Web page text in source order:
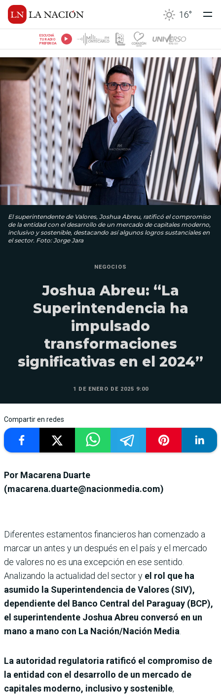
16°
ESCUCHÁ
TU RADIO
PREFERIDA
El superintendente de Valores, Joshua Abreu, ratificó el compromiso
de la entidad con el desarrollo de un mercado de capitales moderno,
inclusivo y sostenible, destacando así algunos logros sustanciales en
el sector. Foto: Jorge Jara
NEGOCIOS
Joshua Abreu: “La
Superintendencia ha
impulsado
transformaciones
significativas en el 2024”
1 DE ENERO DE 2025 9:00
Compartir en redes
Por Macarena Duarte
(macarena.duarte@nacionmedia.com)
Diferentes estamentos financieros han comenzado a
marcar un antes y un después en el país y el mercado
de valores no es una excepción en ese sentido.
Analizando la actualidad del sector y el rol que ha
asumido la Superintendencia de Valores (SIV),
dependiente del Banco Central del Paraguay (BCP),
el superintendente Joshua Abreu conversó en un
mano a mano con La Nación/Nación Media
La autoridad regulatoria ratificó el compromiso de
la entidad con el desarrollo de un mercado de
capitales moderno, inclusivo y sostenible,